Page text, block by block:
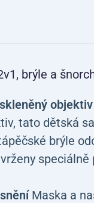
brýle a
objektiv
tato dětská
brýle
Maska a